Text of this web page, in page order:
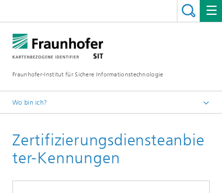
Fraunhofer-Institut für Sichere Informationstechnologie
Wo bin ich?
Zertifizierungsdiensteanbie
ter-Kennungen